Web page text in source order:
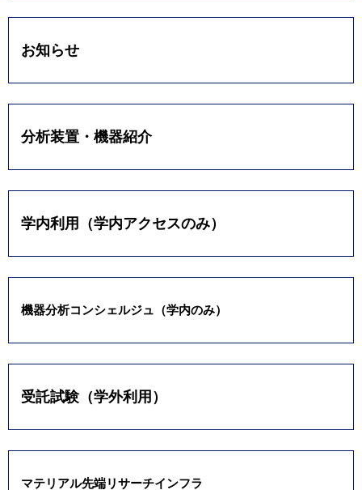
お知らせ
分析装置・機器紹介
学内利用（学内アクセスのみ）
機器分析コンシェルジュ（学内のみ）
受託試験（学外利用）
マテリアル先端リサーチインフラ